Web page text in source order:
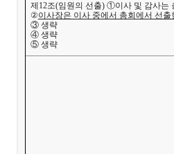
제12조(임원의 선출) ①이사 및 감사는
②이사장은 이사 중에서 총회에서 선출
③ 생략
④ 생략
⑤ 생략